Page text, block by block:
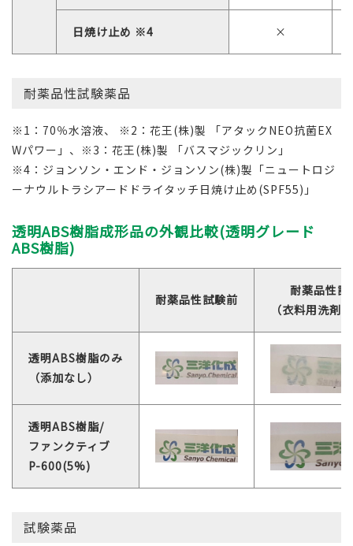
日焼け止め ※4 ×
耐薬品性試験薬品
※1：70％水溶液、 ※2：花王(株)製 「アタックNEO抗菌EX
Wパワー」、※3：花王(株)製 「バスマジックリン」
※4：ジョンソン・エンド・ジョンソン(株)製「ニュートロジ
ーナウルトラシアードドライタッチ日焼け止め(SPF55)」
透明ABS樹脂成形品の外観比較(透明グレード
ABS樹脂)
耐薬品性試験前
耐薬品性試
（衣料用洗剤
透明ABS樹脂のみ
（添加なし）
透明ABS樹脂/
ファンクティブ
P-600(5%)
試験薬品